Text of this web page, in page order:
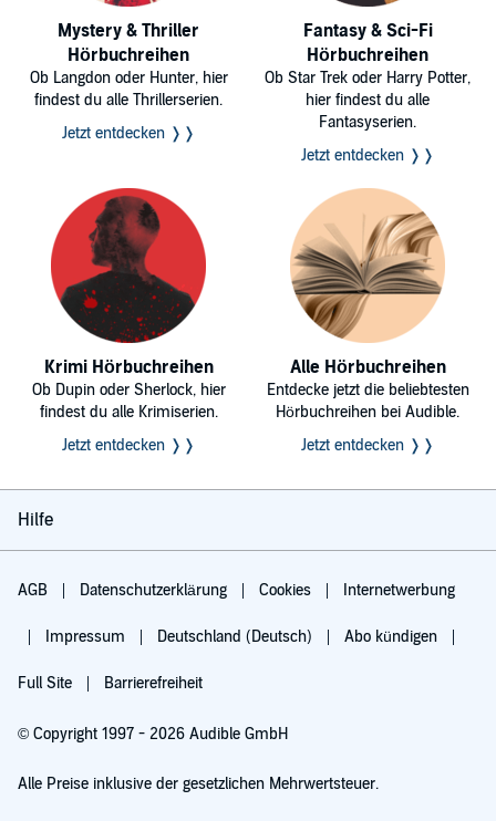
Mystery & Thriller
Hörbuchreihen
Ob Langdon oder Hunter, hier
findest du alle Thrillerserien.
Jetzt entdecken ❭❭
Fantasy & Sci-Fi
Hörbuchreihen
Ob Star Trek oder Harry Potter,
hier findest du alle
Fantasyserien.
Jetzt entdecken ❭❭
Krimi Hörbuchreihen
Ob Dupin oder Sherlock, hier
findest du alle Krimiserien.
Jetzt entdecken ❭❭
Alle Hörbuchreihen
Entdecke jetzt die beliebtesten
Hörbuchreihen bei Audible.
Jetzt entdecken ❭❭
Hilfe
AGB Datenschutzerklärung Cookies Internetwerbung
Impressum Deutschland (Deutsch) Abo kündigen
Full Site Barrierefreiheit
© Copyright 1997 - 2026 Audible GmbH
Alle Preise inklusive der gesetzlichen Mehrwertsteuer.